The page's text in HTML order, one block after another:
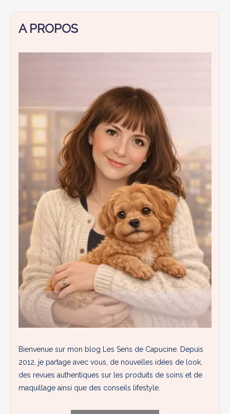
A PROPOS
Bienvenue sur mon blog Les Sens de Capucine. Depuis
2012, je partage avec vous, de nouvelles idées de look,
des revues authentiques sur les produits de soins et de
maquillage ainsi que des conseils lifestyle.